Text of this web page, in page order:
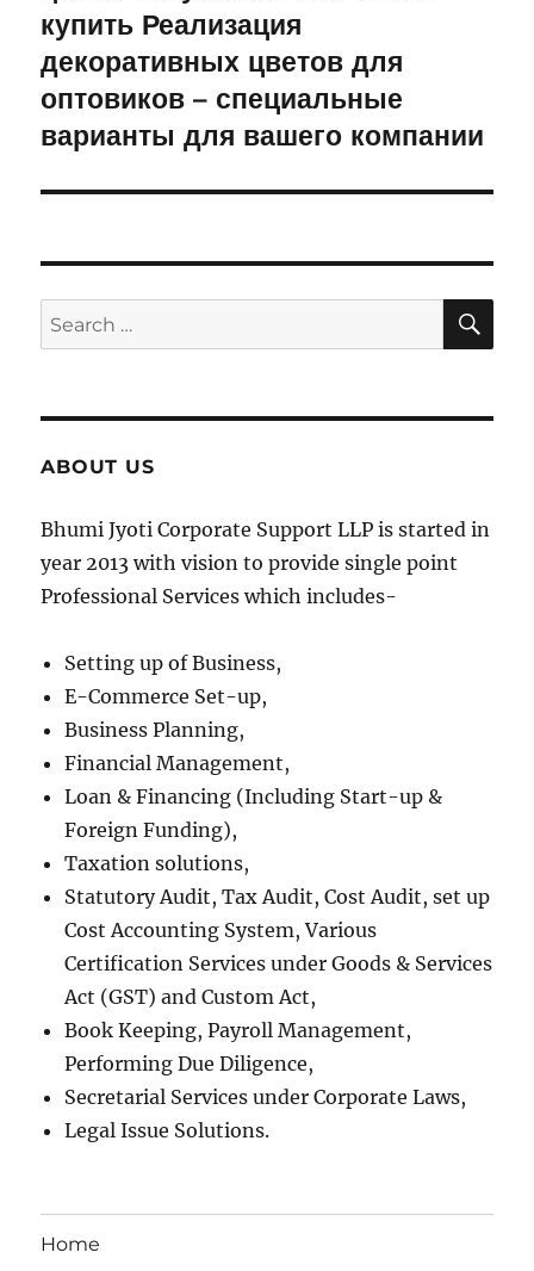
post:
купить Реализация
декоративных цветов для
оптовиков – специальные
варианты для вашего компании
Search
for:
ABOUT US
Bhumi Jyoti Corporate Support LLP is started in
year 2013 with vision to provide single point
Professional Services which includes-
Setting up of Business,
E-Commerce Set-up,
Business Planning,
Financial Management,
Loan & Financing (Including Start-up &
Foreign Funding),
Taxation solutions,
Statutory Audit, Tax Audit, Cost Audit, set up
Cost Accounting System, Various
Certification Services under Goods & Services
Act (GST) and Custom Act,
Book Keeping, Payroll Management,
Performing Due Diligence,
Secretarial Services under Corporate Laws,
Legal Issue Solutions.
Home